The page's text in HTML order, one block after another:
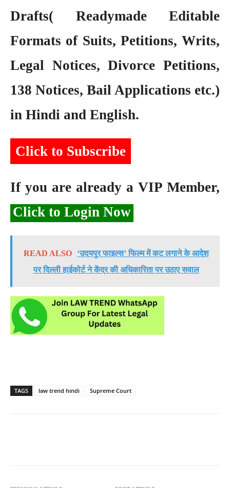
Drafts( Readymade Editable
Formats of Suits, Petitions, Writs,
Legal Notices, Divorce Petitions,
138 Notices, Bail Applications etc.)
in Hindi and English.
Click to Subscribe
If you are already a VIP Member,
Click to Login Now
READ ALSO
‘उदयपुर फाइल्स’ फिल्म में कट लगाने के आदेश
पर दिल्ली हाईकोर्ट ने केंद्र की अधिकारिता पर उठाए सवाल
TAGS law trend hindi Supreme Court